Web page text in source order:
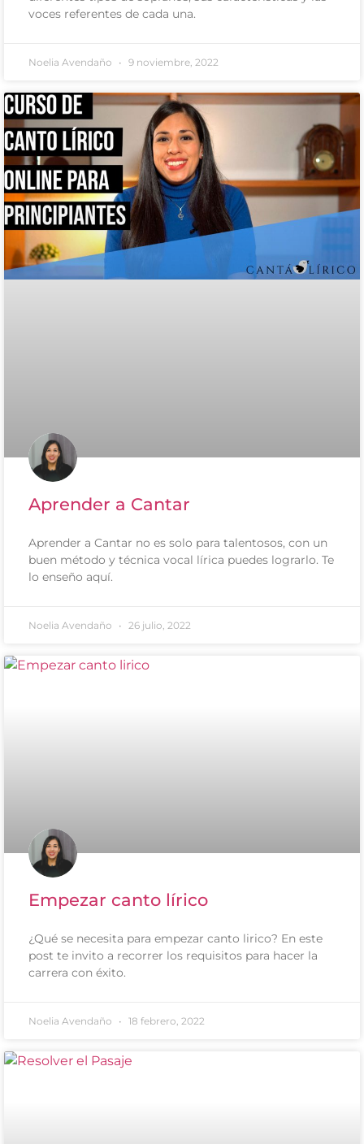
voces referentes de cada una.
Noelia Avendaño 9 noviembre, 2022
Aprender a Cantar
Aprender a Cantar no es solo para talentosos, con un
buen método y técnica vocal lírica puedes lograrlo. Te
lo enseño aquí.
Noelia Avendaño 26 julio, 2022
Empezar canto lírico
¿Qué se necesita para empezar canto lirico? En este
post te invito a recorrer los requisitos para hacer la
carrera con éxito.
Noelia Avendaño 18 febrero, 2022